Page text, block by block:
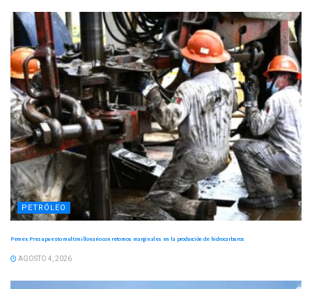
PETRÓLEO
Pemex: Presupuesto multimillonario con retornos marginales en la producción de hidrocarburos
AGOSTO 4, 2026